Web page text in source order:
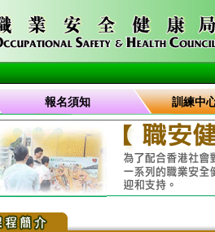
報名須知 訓練中